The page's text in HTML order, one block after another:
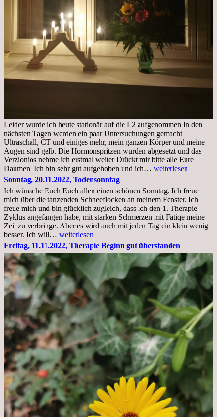
Leider wurde ich heute stationär auf die L2 aufgenommen In den
nächsten Tagen werden ein paar Untersuchungen gemacht
Ultraschall, CT und einiges mehr, mein ganzen Körper und meine
Augen sind gelb. Die Hormonspritzen wurden abgesetzt und das
Verzionios nehme ich erstmal weiter Drückt mir bitte alle Eure
Daumen. Ich bin sehr gut aufgehoben und ich… Mittwoch.
Krankenhaus
stationär
weiterlesen
Sonntag, 20.11.2022, Todensonntag
Ich wünsche Euch Euch allen einen schönen Sonntag. Ich freue
mich über die tanzenden Schneeflocken an meinem Fenster. Ich
freue mich und bin glücklich zugleich, dass ich den 1. Therapie
Zyklus angefangen habe, mit starken Schmerzen mit Fatiqe meine
Zeit zu verbringe. Aber es wird auch mit jeden Tag ein klein wenig
besser. Ich will… Sonntag,
20.11.2022,
Todensonntag
weiterlesen
Freitag, 11.11.2022, Therapie Beginn gut überstanden